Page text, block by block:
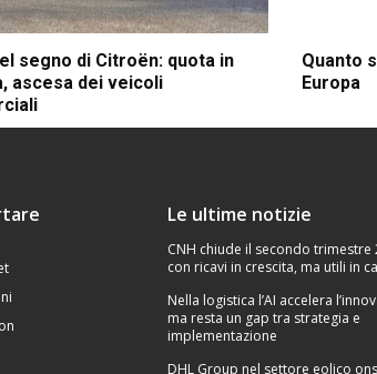
segno di Citroën: quota in
ascesa dei veicoli
Quanto
Europa
Le ultime notizie
CNH chiude il secondo trimestre
con ricavi in crescita, ma utili in
Nella logistica l’AI accelera
ma resta un gap tra strategia e
implementazione
DHL Group nel settore eolico